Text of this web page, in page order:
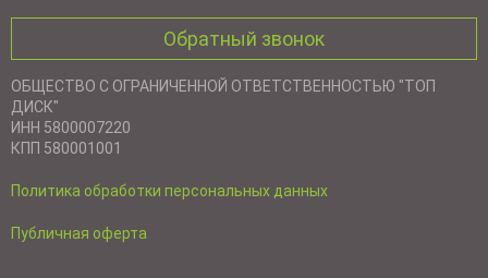
Обратный звонок
ОБЩЕСТВО С ОГРАНИЧЕННОЙ ОТВЕТСТВЕННОСТЬЮ "ТОП
ДИСК"
ИНН 5800007220
КПП 580001001
Политика обработки персональных данных
Публичная оферта